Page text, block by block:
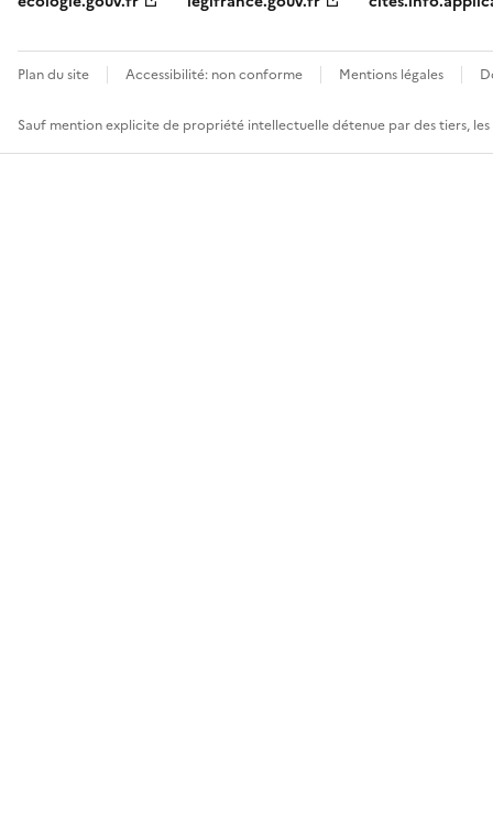
Plan du site Accessibilité: non conforme Mentions légales
Sauf mention explicite de propriété intellectuelle détenue par des tiers,